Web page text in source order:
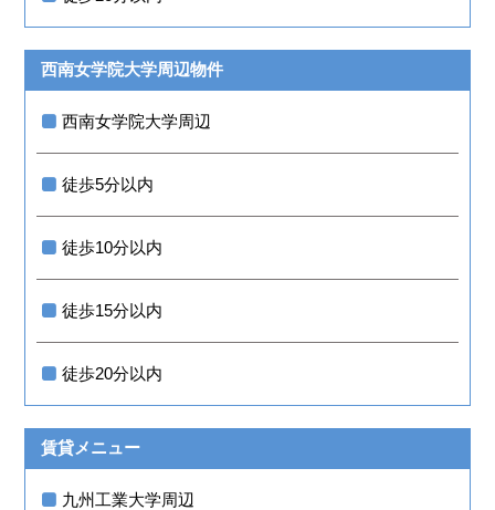
西南女学院大学周辺物件
西南女学院大学周辺
徒歩5分以内
徒歩10分以内
徒歩15分以内
徒歩20分以内
賃貸メニュー
九州工業大学周辺